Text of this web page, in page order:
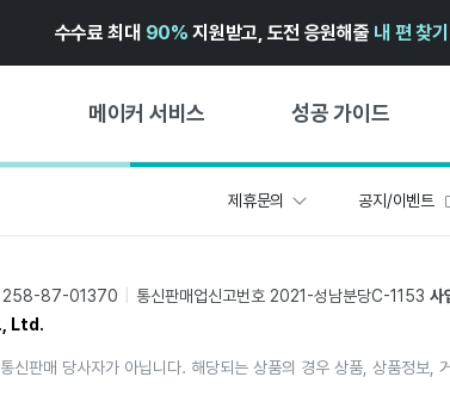
수수료 최대 90% 지원받고, 도전 응원해줄 내 편 찾기
메이커 서비스 성공 가이드
도움말센터 ↗︎
펀딩 성공 가이드
와디즈 스쿨
제휴문의 공지/이벤트
258-87-01370 통신판매업신고번호 2021-성남분당C-1153 사
Ltd.
신판매 당사자가 아닙니다. 해당되는 상품의 경우 상품, 상품정보,